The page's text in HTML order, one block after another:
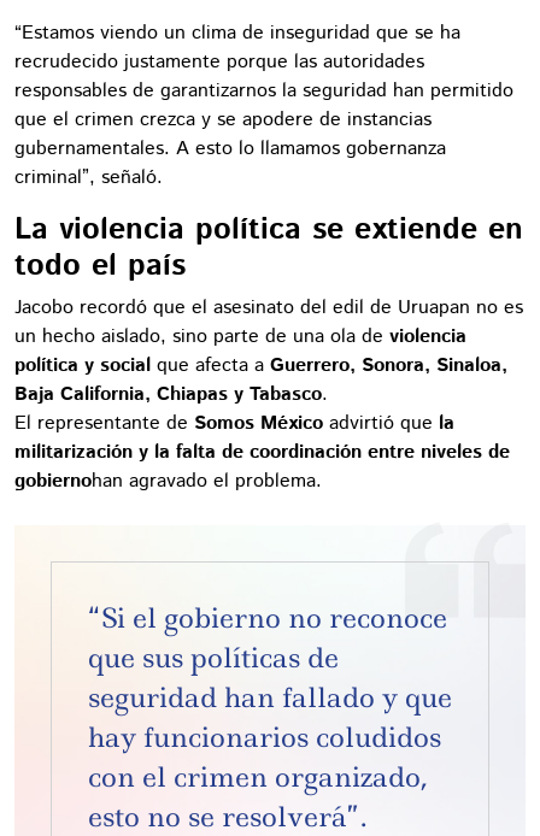
“Estamos viendo un clima de inseguridad que se ha
recrudecido justamente porque las autoridades
responsables de garantizarnos la seguridad han permitido
que el crimen crezca y se apodere de instancias
gubernamentales. A esto lo llamamos gobernanza
criminal”, señaló.
La violencia política se extiende en
todo el país
Jacobo recordó que el asesinato del edil de Uruapan no es
un hecho aislado, sino parte de una ola de violencia
política y social que afecta a Guerrero, Sonora, Sinaloa,
Baja California, Chiapas y Tabasco.
El representante de Somos México advirtió que la
militarización y la falta de coordinación entre niveles de
gobiernohan agravado el problema.
“Si el gobierno no reconoce
que sus políticas de
seguridad han fallado y que
hay funcionarios coludidos
con el crimen organizado,
esto no se resolverá”.